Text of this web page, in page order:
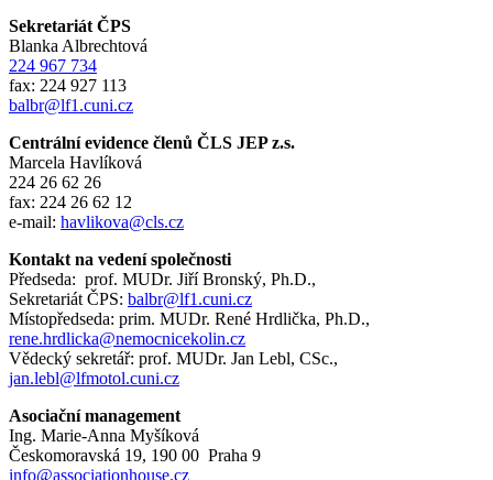
Sekretariát ČPS
Blanka Albrechtová
224 967 734
fax: 224 927 113
balbr@lf1.cuni.cz
Centrální evidence členů ČLS JEP z.s.
Marcela Havlíková
224 26 62 26
fax: 224 26 62 12
e-mail: havlikova@cls.cz
Kontakt na vedení společnosti
Předseda: prof. MUDr. Jiří Bronský, Ph.D.,
Sekretariát ČPS: balbr@lf1.cuni.cz
Místopředseda: prim. MUDr. René Hrdlička, Ph.D.,
rene.hrdlicka@nemocnicekolin.cz
Vědecký sekretář: prof. MUDr. Jan Lebl, CSc.,
jan.lebl@lfmotol.cuni.cz
Asociační management
Ing. Marie-Anna Myšíková
Českomoravská 19, 190 00 Praha 9
info@associationhouse.cz